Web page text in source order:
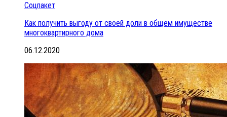
Соцпакет
Как получить выгоду от своей доли в общем имуществе
многоквартирного дома
06.12.2020